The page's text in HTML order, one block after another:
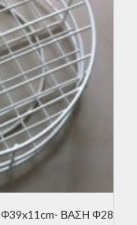
ΒΑΣΗ Φ28